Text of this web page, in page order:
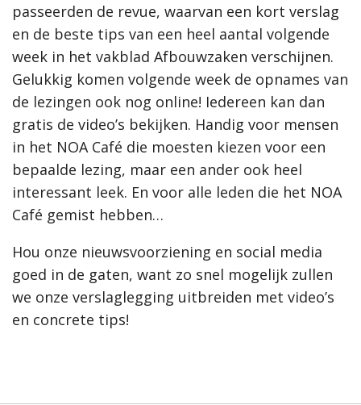
passeerden de revue, waarvan een kort verslag
en de beste tips van een heel aantal volgende
week in het vakblad Afbouwzaken verschijnen.
Gelukkig komen volgende week de opnames van
de lezingen ook nog online! Iedereen kan dan
gratis de video’s bekijken. Handig voor mensen
in het NOA Café die moesten kiezen voor een
bepaalde lezing, maar een ander ook heel
interessant leek. En voor alle leden die het NOA
Café gemist hebben…
Hou onze nieuwsvoorziening en social media
goed in de gaten, want zo snel mogelijk zullen
we onze verslaglegging uitbreiden met video’s
en concrete tips!